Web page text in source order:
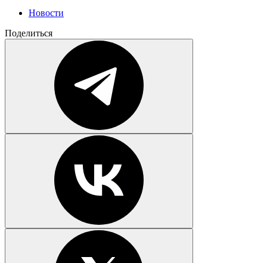
Новости
Поделиться